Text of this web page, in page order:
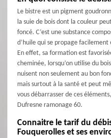
Le bistre est un pigment
la suie de bois dont la couleur
foncé. C’est une substance
d’huile qui se propage facilement
En effet, sa formation est
cheminée, lorsqu’on utilise du
nuisent non seulement au bon
mais surtout à la santé et peut
vous débarrasser de ces
Dufresne ramonage 60.
Connaitre le tarif du
Fouquerolles et ses